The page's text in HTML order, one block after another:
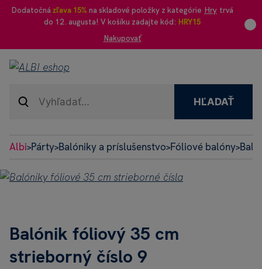
Dodatočná zľava 15% na skladové položky z kategórie Hry trvá
do 12. augusta! V košíku zadajte kód: HRY15
Nakupovať
HĽADAŤ
Albi>Párty>Balóniky a príslušenstvo>Fóliové balóny>
Balónik fóliový 35 cm
strieborný číslo 9